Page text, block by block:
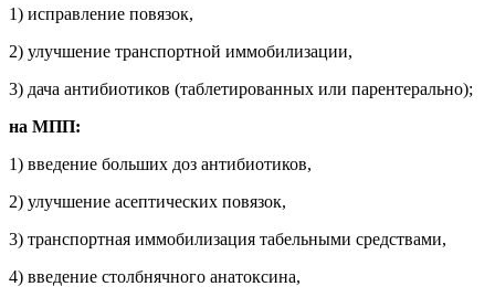
1) исправление повязок,
2) улучшение транспортной иммобилизации,
3) дача антибиотиков (таблетированных или парентерально);
на МПП:
1) введение больших доз антибиотиков,
2) улучшение асептических повязок,
3) транспортная иммобилизация табельными средствами,
4) введение столбнячного анатоксина,